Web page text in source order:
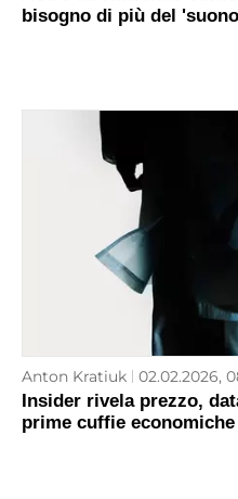
bisogno di più del
Anton Kratiuk 02.02.2026,
Insider rivela prezzo,
prime cuffie